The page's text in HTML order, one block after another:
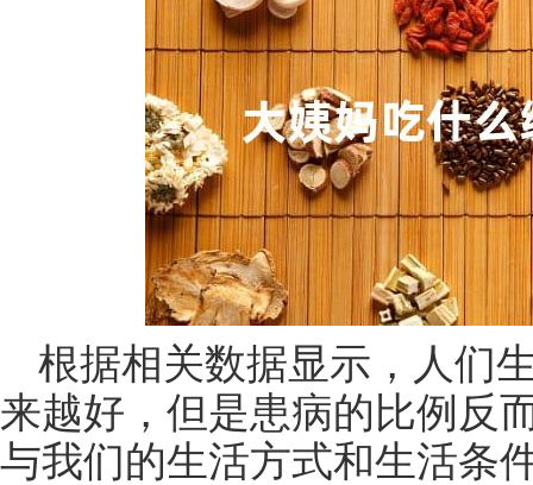
根据相关数据显示，人们
来越好，但是患病的比例反
与我们的生活方式和生活条